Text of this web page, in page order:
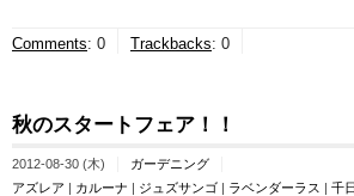
Comments: 0 Trackbacks: 0
秋のスタートフェア！！
2012-08-30 (木)
ガーデニング
アズレア | カルーナ | ジュズサンゴ | ラベンダーラス | 千